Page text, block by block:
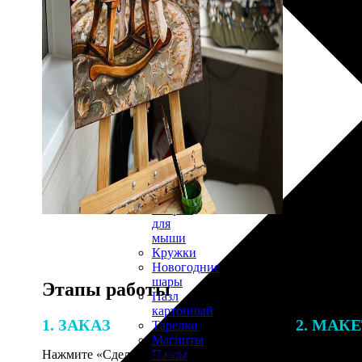
30х40
20х45
30х60
30х90
40х40
40х60
Пенокартон
Модульные
картины
ФотоПостеры
ФотоПодушки
Фотоcувениры
Значки
Коврик
для
мыши
Кружки
Новогодние
шары
Пазл
картонный
Тарелки
Магниты
Пазлы
Этапы работы
1. ЗАКАЗ
Нажмите «Сделать заказ», выберите
2.
В